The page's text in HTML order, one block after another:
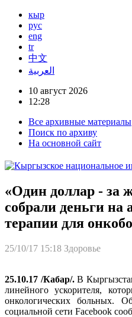
кыр
рус
eng
tr
中文
العربية
10 август 2026
12:28
Все архивные материалы
Поиск по архиву
На основной сайт
«Один доллар - за
собрали деньги на
терапии для
25/10/17 15:18 Здоровье
25.10.17 /Кабар/.В
линейного ускорителя,
онкологических больных.
социальной сети Facebook